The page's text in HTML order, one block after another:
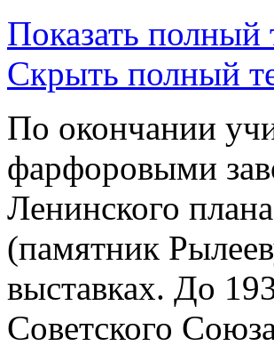
Показать полный
Скрыть полный
По окончании
фарфоровыми
Ленинского
(памятник
выставках. До
Советского